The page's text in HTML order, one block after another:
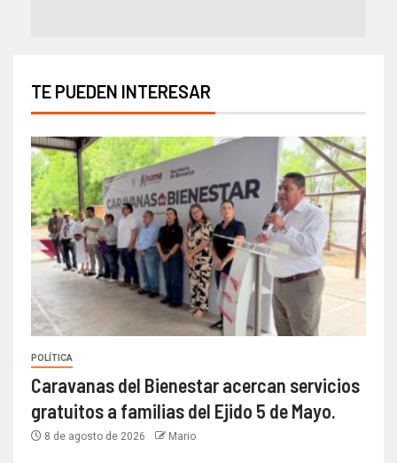
TE PUEDEN INTERESAR
POLÍTICA
Caravanas del Bienestar acercan servicios
gratuitos a familias del Ejido 5 de Mayo.
8 de agosto de 2026 Mario